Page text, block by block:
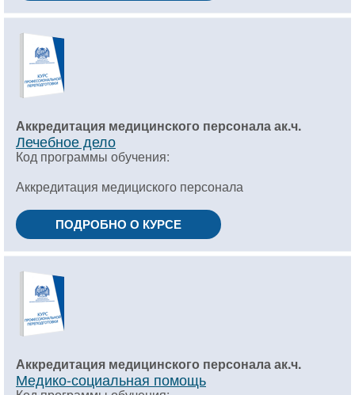
Аккредитация медицинского персонала ак.ч.
Лечебное дело
Код программы обучения:
Аккредитация медициского персонала
ПОДРОБНО О КУРСЕ
Аккредитация медицинского персонала ак.ч.
Медико-социальная помощь